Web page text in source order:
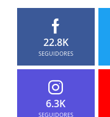
22.8K
SEGUIDORES
6.3K
SEGUIDORES